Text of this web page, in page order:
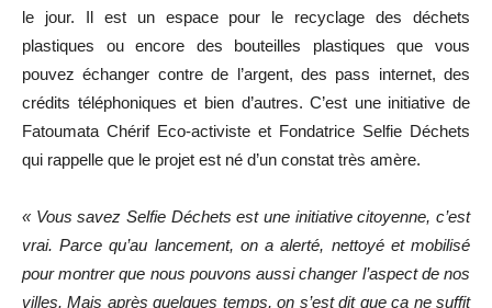
le jour. Il est un espace pour le recyclage des déchets
plastiques ou encore des bouteilles plastiques que vous
pouvez échanger contre de l’argent, des pass internet, des
crédits téléphoniques et bien d’autres. C’est une initiative de
Fatoumata Chérif Eco-activiste et Fondatrice Selfie Déchets
qui rappelle que le projet est né d’un constat très amère.
« Vous savez Selfie Déchets est une initiative citoyenne, c’est
vrai. Parce qu’au lancement, on a alerté, nettoyé et mobilisé
pour montrer que nous pouvons aussi changer l’aspect de nos
villes. Mais après quelques temps, on s’est dit que ça ne suffit